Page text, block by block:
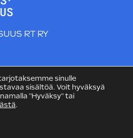
RT RY
sinulle
sisältöä. Voit hyväksyä
"Hyväksy" tai
.